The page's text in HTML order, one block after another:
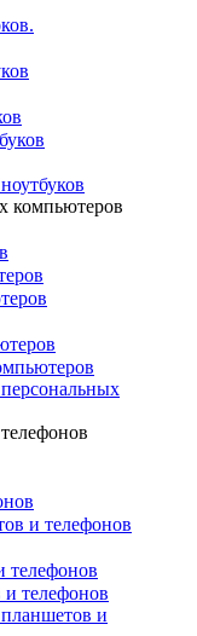
компьютеров
и телефонов
телефонов
и